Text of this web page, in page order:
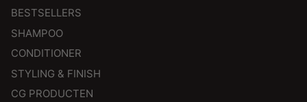
BESTSELLERS
SHAMPOO
CONDITIONER
STYLING & FINISH
CG PRODUCTEN